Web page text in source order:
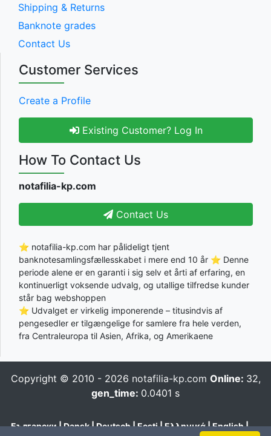
Shipping & Returns
Banknote grades
Contact Us
Customer Services
Create a Profile
Existing Customer? Log In
How To Contact Us
notafilia-kp.com
Contact Us
⭐ notafilia-kp.com har pålideligt tjent
banknotesamlingsfællesskabet i mere end 10 år ⭐ Denne
periode alene er en garanti i sig selv et årti af erfaring, en
kontinuerligt voksende udvalg, og utallige tilfredse kunder
står bag webshoppen
⭐ Udvalget er virkelig imponerende – titusindvis af
pengesedler er tilgængelige for samlere fra hele verden,
fra Centraleuropa til Asien, Afrika, og Amerikaene
Copyright © 2010 - 2026 notafilia-kp.com Online: 32,
gen_time: 0.0401 s
Български|Dansk|Deutsch|Eesti|Ελληνικά|English|